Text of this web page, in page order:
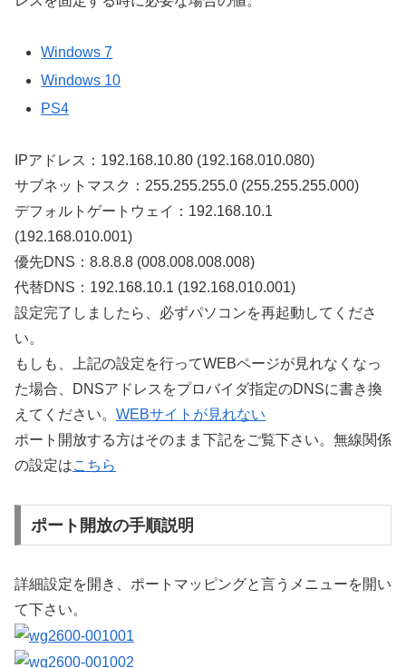
Windows 7
Windows 10
PS4
IPアドレス：192.168.10.80 (192.168.010.080)
サブネットマスク：255.255.255.0 (255.255.255.000)
デフォルトゲートウェイ：192.168.10.1
(192.168.010.001)
優先DNS：8.8.8.8 (008.008.008.008)
代替DNS：192.168.10.1 (192.168.010.001)
設定完了しましたら、必ずパソコンを再起動してくださ
い。
もしも、上記の設定を行ってWEBページが見れなくなっ
た場合、DNSアドレスをプロバイダ指定のDNSに書き換
えてください。 WEBサイトが見れない
ポート開放する方はそのまま下記をご覧下さい。無線関係
の設定はこちら
ポート開放の手順説明
詳細設定を開き、ポートマッピングと言うメニューを開い
て下さい。